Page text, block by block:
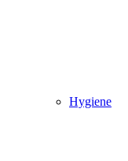
Hygiene